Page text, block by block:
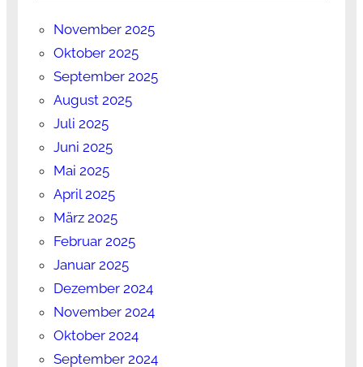
November 2025
Oktober 2025
September 2025
August 2025
Juli 2025
Juni 2025
Mai 2025
April 2025
März 2025
Februar 2025
Januar 2025
Dezember 2024
November 2024
Oktober 2024
September 2024